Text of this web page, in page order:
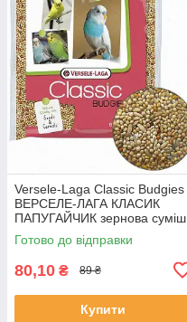
Versele-Laga Classic Вudgies
ВЕРСЕЛЕ-ЛАГА КЛАСИК
ПАПУГАЙЧИК зернова суміш,
корм для хвилястих папуг,
Якість
Готово до відправки
80,10 ₴ 89 ₴
Купити